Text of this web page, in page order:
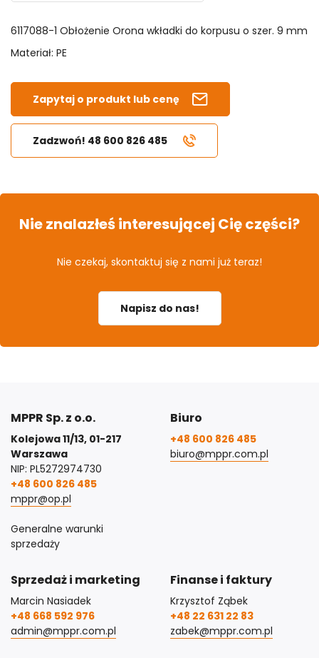
6117088-1 Obłożenie Orona wkładki do korpusu o szer. 9 mm
Materiał: PE
Zapytaj o produkt lub cenę
Zadzwoń! 48 600 826 485
Nie znalazłeś interesującej Cię części?
Nie czekaj, skontaktuj się z nami już teraz!
Napisz do nas!
MPPR Sp. z o.o.
Kolejowa 11/13, 01-217
Warszawa
NIP: PL5272974730
+48 600 826 485
mppr@op.pl
Generalne warunki
sprzedaży
Biuro
+48 600 826 485
biuro@mppr.com.pl
Sprzedaż i marketing
Marcin Nasiadek
+48 668 592 976
admin@mppr.com.pl
Finanse i faktury
Krzysztof Ząbek
+48 22 631 22 83
zabek@mppr.com.pl